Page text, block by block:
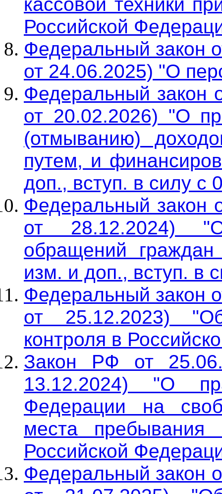
Российской
Федеральный закон
от 24.06.2025) "О
Федеральный закон
от 20.02.2026) "О
(отмыванию)
путем, и
доп., вступ. в силу с
Федеральный
от 28.12.2024)
обращений
изм. и доп., вступ. в
Федеральный закон
от 25.12.2023)
контроля в
Закон РФ от
13.12.2024) "О
Федерации на
места
Российской
Федеральный закон